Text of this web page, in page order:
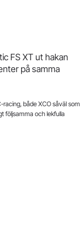
FS XT ut hakan
på samma
både XCO såväl som
följsamma och lekfulla